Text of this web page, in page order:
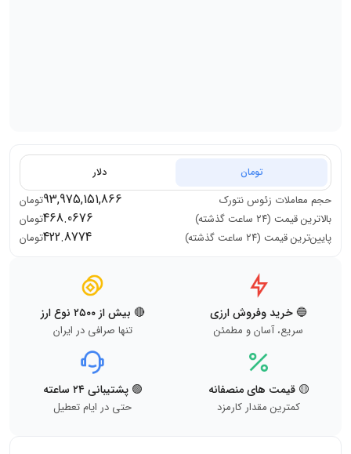
تومان دلار
حجم معاملات زئوس نتورک 93,975,151,866تومان
بالاترین قیمت (۲۴ ساعت گذشته)
468.0676تومان
پایین‌ترین قیمت (۲۴ ساعت گذشته)
422.8774تومان
🔵 خرید وفروش ارزی
سریع، آسان و مطمئن
🔴 بیش از ۲۵۰۰ نوع ارز
تنها صرافی در ایران
🟡 قیمت های منصفانه
کمترین مقدار کارمزد
🟢 پشتیبانی ۲۴ ساعته
حتی در ایام تعطیل